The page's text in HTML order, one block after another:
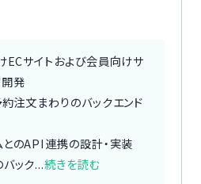
ECサイトおよび会員向けサ
発
約注文まわりのバックエンド
のAPI連携の設計・実装
ック...続きを読む